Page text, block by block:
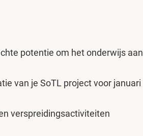
potentie om het onderwijs aan
van je SoTL project voor januari
verspreidingsactiviteiten